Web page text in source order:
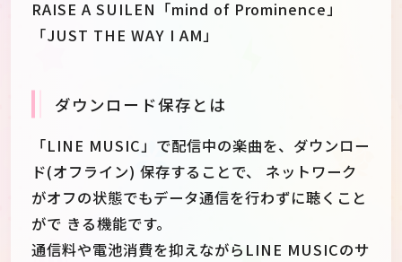
RAISE A SUILEN「mind of Prominence」
「JUST THE WAY I AM」
ダウンロード保存とは
「LINE MUSIC」で配信中の楽曲を、ダウンロー
ド(オフライン) 保存することで、 ネットワーク
がオフの状態でもデータ通信を行わずに聴くこと
がで きる機能です。
通信料や電池消費を抑えながらLINE MUSICのサ